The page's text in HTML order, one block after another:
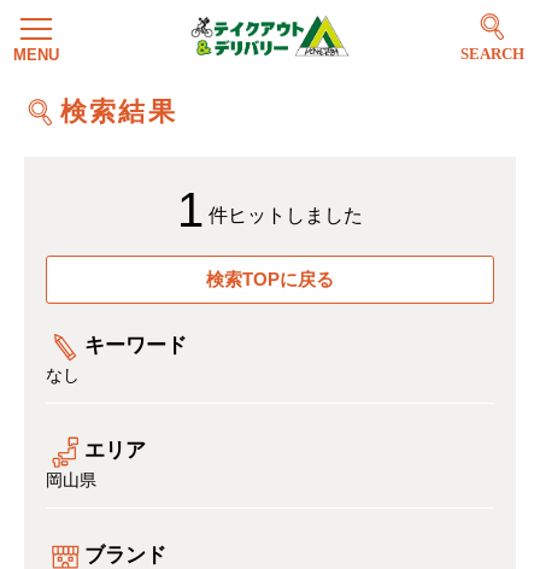
SEARCH
検索結果
1 件ヒットしました
検索TOPに戻る
キーワード
なし
エリア
岡山県
ブランド